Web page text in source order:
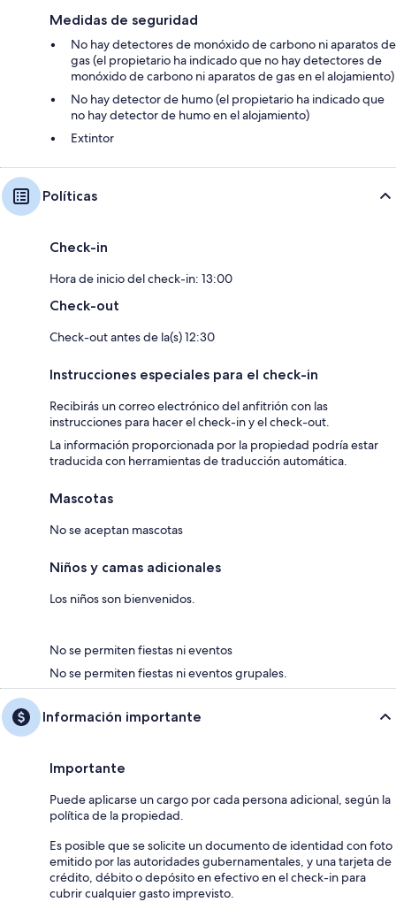
Medidas de seguridad
No hay detectores de monóxido de carbono ni aparatos de
gas (el propietario ha indicado que no hay detectores de
monóxido de carbono ni aparatos de gas en el alojamiento)
No hay detector de humo (el propietario ha indicado que
no hay detector de humo en el alojamiento)
Extintor
Políticas
Check-in
Hora de inicio del check-in: 13:00
Check-out
Check-out antes de la(s) 12:30
Instrucciones especiales para el check-in
Recibirás un correo electrónico del anfitrión con las
instrucciones para hacer el check-in y el check-out.
La información proporcionada por la propiedad podría estar
traducida con herramientas de traducción automática.
Mascotas
No se aceptan mascotas
Niños y camas adicionales
Los niños son bienvenidos.
No se permiten fiestas ni eventos
No se permiten fiestas ni eventos grupales.
Información importante
Importante
Puede aplicarse un cargo por cada persona adicional, según la
política de la propiedad.
Es posible que se solicite un documento de identidad con foto
emitido por las autoridades gubernamentales, y una tarjeta de
crédito, débito o depósito en efectivo en el check-in para
cubrir cualquier gasto imprevisto.